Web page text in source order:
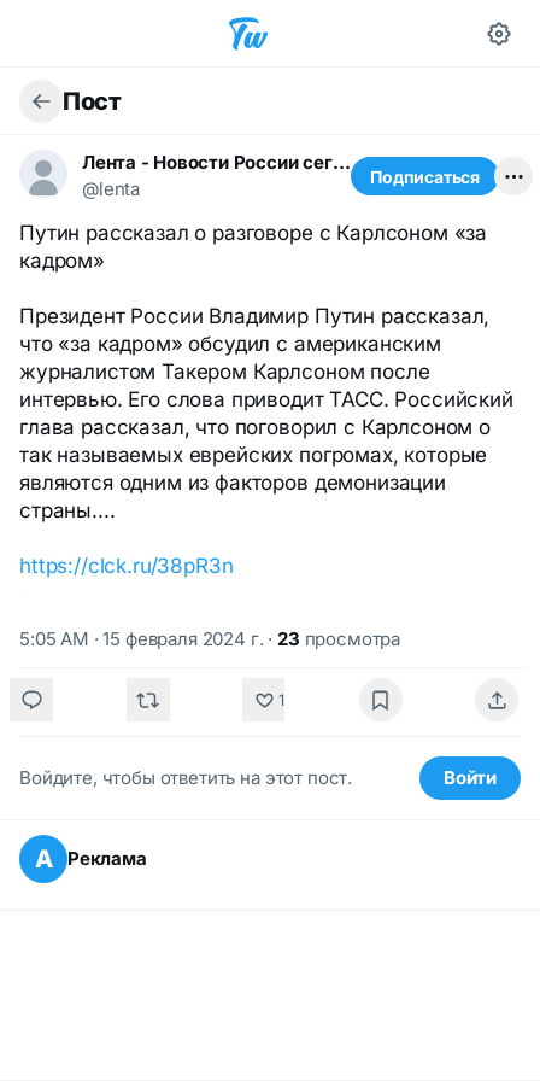
Пост
Лента - Новости России сегодня
@lenta
Подписаться
Путин рассказал о разговоре с Карлсоном «за
кадром»
Президент России Владимир Путин рассказал,
что «за кадром» обсудил с американским
журналистом Такером Карлсоном после
интервью. Его слова приводит ТАСС. Российский
глава рассказал, что поговорил с Карлсоном о
так называемых еврейских погромах, которые
являются одним из факторов демонизации
страны....
https://clck.ru/38pR3n
5:05 AM · 15 февраля 2024 г. · 23 просмотра
1
Войдите, чтобы ответить на этот пост. Войти
А Реклама